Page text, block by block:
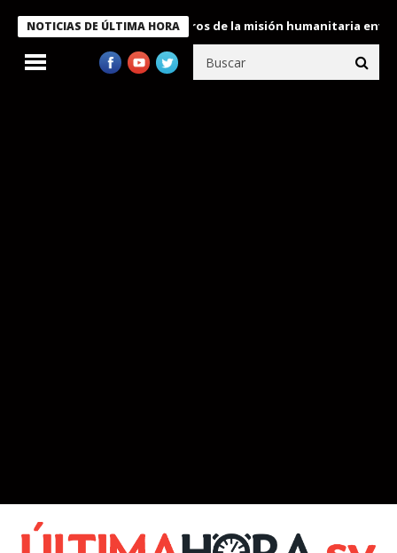
NOTICIAS DE ÚLTIMA HORA
condecora a miembros de la misión humanitaria enviada a